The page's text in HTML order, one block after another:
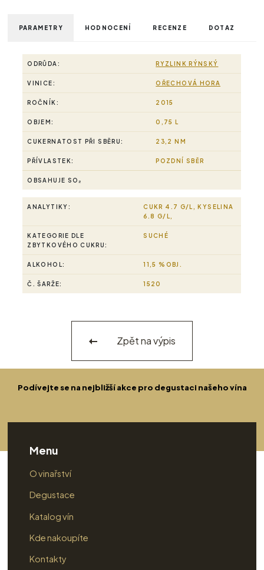
PARAMETRY HODNOCENÍ RECENZE DOTAZ
ODRŮDA: RYZLINK RÝNSKÝ
VINICE: OŘECHOVÁ HORA
ROČNÍK: 2015
OBJEM: 0,75 L
CUKERNATOST PŘI SBĚRU: 23,2 NM
PŘÍVLASTEK: POZDNÍ SBĚR
OBSAHUJE SO₂
ANALYTIKY:
CUKR 4.7 G/L, KYSELINA
6.8 G/L,
KATEGORIE DLE
ZBYTKOVÉHO CUKRU:
SUCHÉ
ALKOHOL: 11,5 %OBJ.
Č. ŠARŽE: 1520
Zpět na výpis
Podívejte se na nejbližší akce pro degustaci našeho vína
Menu
O vinařství
Degustace
Katalog vín
Kde nakoupíte
Kontakty